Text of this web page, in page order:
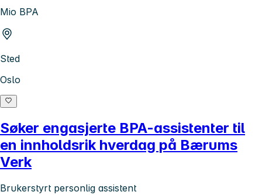
Mio BPA
Sted
Oslo
Søker engasjerte BPA-assistenter til
en innholdsrik hverdag på Bærums
Verk
Brukerstyrt personlig assistent